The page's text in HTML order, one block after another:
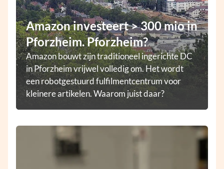
Amazon investeert > 300 mio in
Pforzheim. Pforzheim?
Amazon bouwt zijn traditioneel ingerichte DC
in Pforzheim vrijwel volledig om. Het wordt
een robotgestuurd fulfilmentcentrum voor
kleinere artikelen. Waarom juist daar?